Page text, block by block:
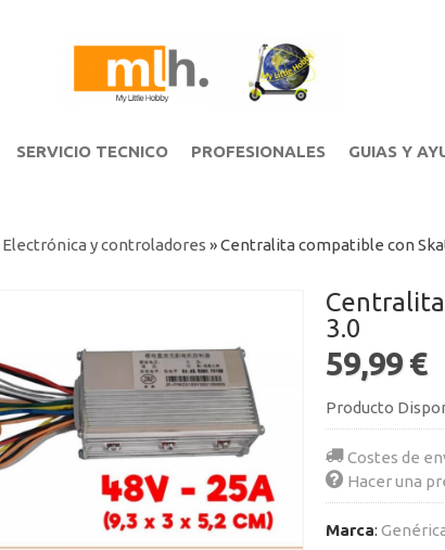
SERVICIO TECNICO PROFESIONALES GUIAS Y
Electrónica y controladores »Centralita compatible con
Centralita
3.0
59,99 €
Producto
Costes de
Hacer una
Marca: